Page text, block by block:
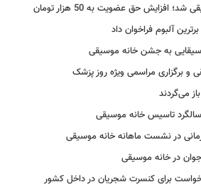
حق عضویت به 50 هزار تومان
آلبوم فراخوان داد
به جشن خانه موسیقی
و برگزاری مراسمی ویژه روز پزشک
می‌گردند
تاسیس خانه موسیقی
جوان در خانه موسیقی
برای کنسرت شجریان در داخل کشور